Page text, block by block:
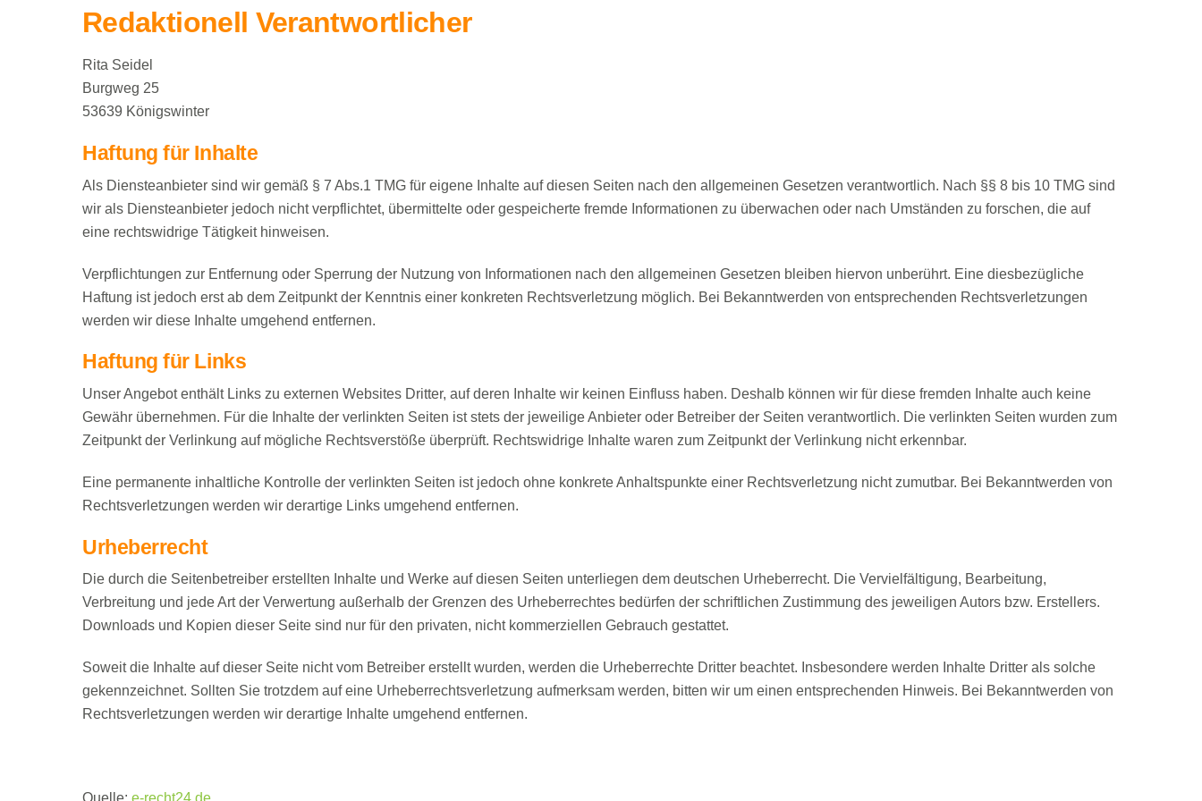
Redaktionell Verantwortlicher
Rita Seidel
Burgweg 25
53639 Königswinter
Haftung für Inhalte
Als Diensteanbieter sind wir gemäß § 7 Abs.1 TMG für eigene Inhalte auf diesen Seiten nach den allgemeinen Gesetzen verantwortlich. Nach §§ 8 bis 10 TMG sind
wir als Diensteanbieter jedoch nicht verpflichtet, übermittelte oder gespeicherte fremde Informationen zu überwachen oder nach Umständen zu forschen, die auf
eine rechtswidrige Tätigkeit hinweisen.
Verpflichtungen zur Entfernung oder Sperrung der Nutzung von Informationen nach den allgemeinen Gesetzen bleiben hiervon unberührt. Eine diesbezügliche
Haftung ist jedoch erst ab dem Zeitpunkt der Kenntnis einer konkreten Rechtsverletzung möglich. Bei Bekanntwerden von entsprechenden Rechtsverletzungen
werden wir diese Inhalte umgehend entfernen.
Haftung für Links
Unser Angebot enthält Links zu externen Websites Dritter, auf deren Inhalte wir keinen Einfluss haben. Deshalb können wir für diese fremden Inhalte auch keine
Gewähr übernehmen. Für die Inhalte der verlinkten Seiten ist stets der jeweilige Anbieter oder Betreiber der Seiten verantwortlich. Die verlinkten Seiten wurden zum
Zeitpunkt der Verlinkung auf mögliche Rechtsverstöße überprüft. Rechtswidrige Inhalte waren zum Zeitpunkt der Verlinkung nicht erkennbar.
Eine permanente inhaltliche Kontrolle der verlinkten Seiten ist jedoch ohne konkrete Anhaltspunkte einer Rechtsverletzung nicht zumutbar. Bei Bekanntwerden von
Rechtsverletzungen werden wir derartige Links umgehend entfernen.
Urheberrecht
Die durch die Seitenbetreiber erstellten Inhalte und Werke auf diesen Seiten unterliegen dem deutschen Urheberrecht. Die Vervielfältigung, Bearbeitung,
Verbreitung und jede Art der Verwertung außerhalb der Grenzen des Urheberrechtes bedürfen der schriftlichen Zustimmung des jeweiligen Autors bzw. Erstellers.
Downloads und Kopien dieser Seite sind nur für den privaten, nicht kommerziellen Gebrauch gestattet.
Soweit die Inhalte auf dieser Seite nicht vom Betreiber erstellt wurden, werden die Urheberrechte Dritter beachtet. Insbesondere werden Inhalte Dritter als solche
gekennzeichnet. Sollten Sie trotzdem auf eine Urheberrechtsverletzung aufmerksam werden, bitten wir um einen entsprechenden Hinweis. Bei Bekanntwerden von
Rechtsverletzungen werden wir derartige Inhalte umgehend entfernen.
Quelle: e-recht24.de